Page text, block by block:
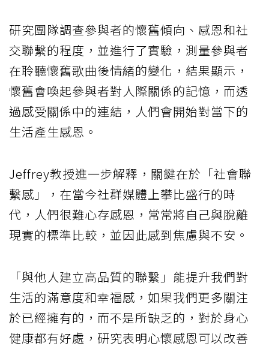
研究團隊調查參與者的懷舊傾向、感恩和社
交聯繫的程度，並進行了實驗，測量參與者
在聆聽懷舊歌曲後情緒的變化，結果顯示，
懷舊會喚起參與者對人際關係的記憶，而透
過感受關係中的連結，人們會開始對當下的
生活產生感恩。
Jeffrey教授進一步解釋，關鍵在於「社會聯
繫感」，在當今社群媒體上攀比盛行的時
代，人們很難心存感恩，常常將自己與脫離
現實的標準比較，並因此感到焦慮與不安。
「與他人建立高品質的聯繫」能提升我們對
生活的滿意度和幸福感，如果我們更多關注
於已經擁有的，而不是所缺乏的，對於身心
健康都有好處，研究表明心懷感恩可以改善